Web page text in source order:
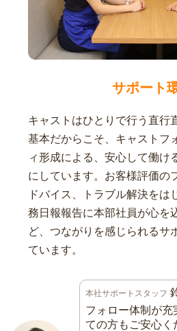
サポート
キャストはひとりで行う直行
基本だからこそ、キャストフ
ィ形成による、安心して働け
にしています。お客様評価の
ドバイス、トラブル解決をは
務日報報告に本部社員が心を
ど、つながりを感じられるサ
ています。
本社サポートスタッフ
フォロー体制が充
ての方もご安心く